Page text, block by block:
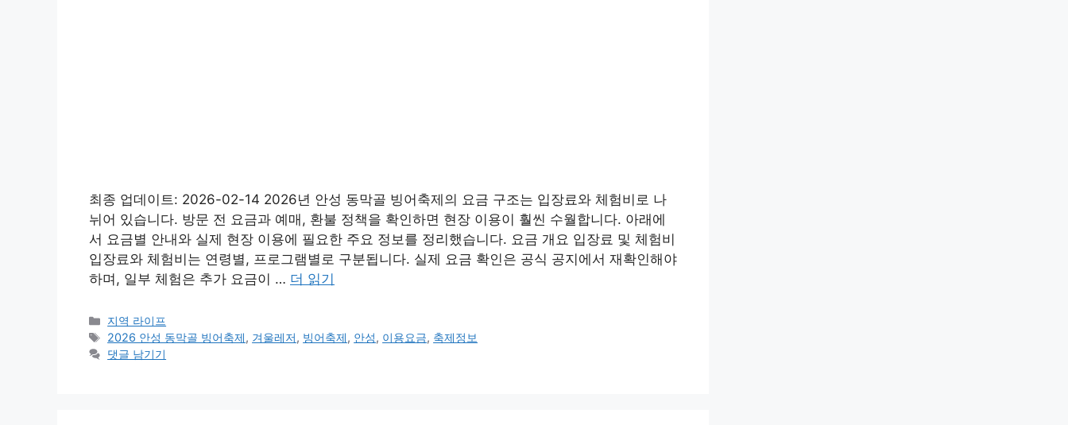
최종 업데이트: 2026-02-14 2026년 안성 동막골 빙어축제의 요금 구조는 입장료와 체험비로 나
뉘어 있습니다. 방문 전 요금과 예매, 환불 정책을 확인하면 현장 이용이 훨씬 수월합니다. 아래에
서 요금별 안내와 실제 현장 이용에 필요한 주요 정보를 정리했습니다. 요금 개요 입장료 및 체험비
입장료와 체험비는 연령별, 프로그램별로 구분됩니다. 실제 요금 확인은 공식 공지에서 재확인해야
하며, 일부 체험은 추가 요금이 … 더 읽기
카
테
고
지역 라이프
태
그
2026 안성 동막골 빙어축제, 겨울레저, 빙어축제, 안성, 이용요금, 축제정보
댓글 남기기